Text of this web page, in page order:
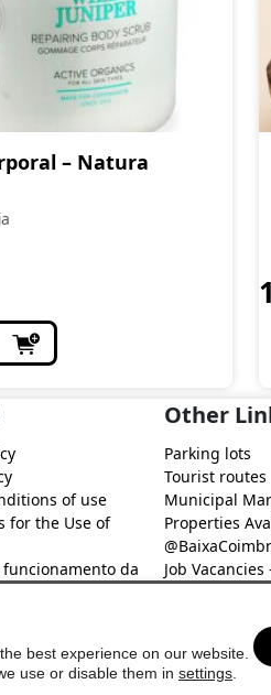
– Natura
of use
for the Use of
da
Other
Parking lots
Tourist routes
Municipal
Properties
Job Vacancies
best experience on our website.
use or disable them in settings